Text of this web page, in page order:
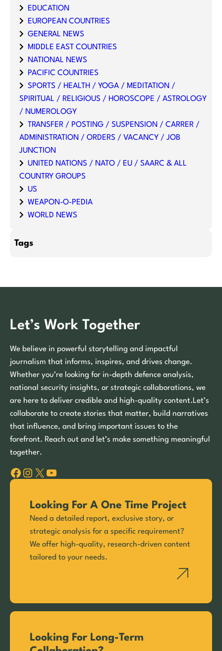
EDUCATION
EUROPEAN COUNTRIES
GENERAL NEWS
MIDDLE EAST COUNTRIES
NATIONAL NEWS
PACIFIC COUNTRIES
SPORTS / HEALTH / YOGA / MEDITATION /
SPIRITUAL / RELIGIOUS / HOROSCOPE / ASTROLOGY
/ NUMEROLOGY
TRANSFER / POSTING / SUSPENSION / CARRER /
ADMINISTRATION / ORDERS / VACANCY / JOB
JUNCTION
UNITED NATIONS / NATO / EU / SAARC & ALL
COUNTRY GROUPS
US
WEAPON-O-PEDIA
WORLD NEWS
Tags
Let’s Work Together
We believe in powerful storytelling and impactful
journalism that informs, inspires, and drives change.
Whether you’re looking for in-depth defence analysis,
national security insights, or strategic collaborations, we
are here to deliver credible and high-quality content.Let’s
collaborate to create stories that matter, build narratives
that influence, and bring important issues to the
forefront. Reach out and let’s make something meaningful
together.
Facebook Instagram X YouTube
Looking For A One Time Project
Need a detailed report, exclusive story, or
strategic analysis for a specific requirement?
We offer high-quality, research-driven content
tailored to your needs.
Looking For Long-Term